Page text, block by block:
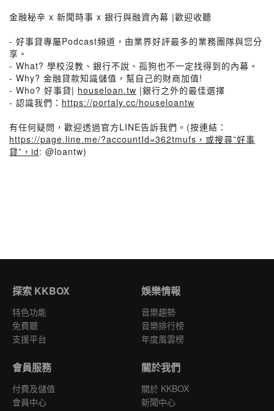
金融秘辛 x 新聞時事 x 銀行與融資內幕 |歡迎收聽
- 好事貸專屬Podcast頻道，由業界好評最多的業務團隊與您分
享。
- What? 學校沒教、銀行不說、孤狗也不一定找得到的內幕。
- Why? 金融貸款知識儲值，幫自己的財商加值!
- Who? 好事貸| houseloan.tw |銀行之外的最佳選擇
- 認識我們： https://portaly.cc/houseloantw
有任何疑問，歡迎透過官方LINE告訴我們。(按連結：
https://page.line.me/?accountId=362tmufs，或搜尋”好事
貸”，id: @loantw)
探索 KKBOX
特色功能
免費聽
支援平台
娛樂情報
音樂趨勢
音樂排行榜
年度風雲榜
會員服務
付費及儲值
會員中心
關於我們
關於 KKBOX
新聞中心